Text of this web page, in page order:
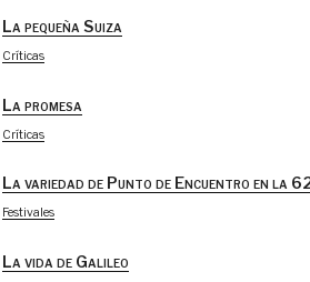
La pequeña Suiza
Críticas
La promesa
Críticas
La variedad de Punto de Encuentro en la
Festivales
La vida de Galileo